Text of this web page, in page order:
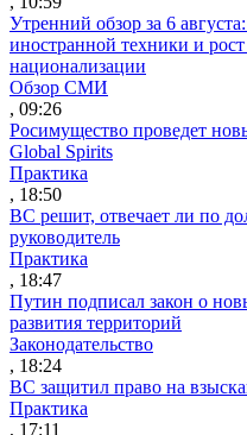
Утренний обзор за 6
иностранной техники и
национализации
Обзор СМИ
, 09:26
Росимущество проведет
Global Spirits
Практика
, 18:50
ВС решит, отвечает ли по
руководитель
Практика
, 18:47
Путин подписал закон о
развития территорий
Законодательство
, 18:24
ВС защитил право на
Практика
, 17:11